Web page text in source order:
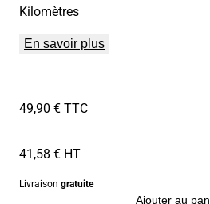
Kilomètres
En savoir plus
49,90 € TTC
41,58 € HT
Livraison gratuite
Ajouter au